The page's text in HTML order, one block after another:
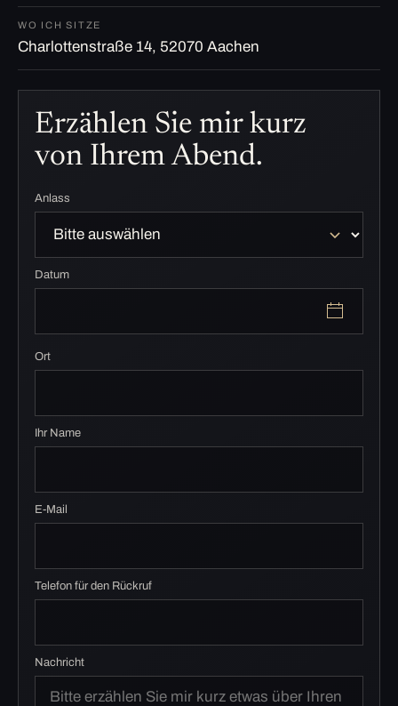
WO ICH SITZE
Charlottenstraße 14, 52070 Aachen
Erzählen Sie mir kurz
von Ihrem Abend.
Anlass
Datum
Ort
Ihr Name
E-Mail
Telefon für den Rückruf
Nachricht